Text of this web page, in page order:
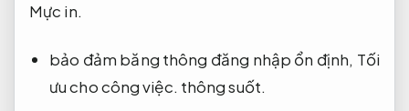
Mực in.
bảo đảm băng thông đăng nhập ổn định, Tối
ưu cho công việc. thông suốt.